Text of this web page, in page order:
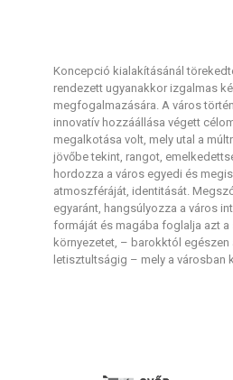
Koncepció kialakításánál
rendezett ugyanakkor izgalmas
megfogalmazására. A város
innovatív hozzáállása végett
megalkotása volt, mely utal a
jövőbe tekint, rangot,
hordozza a város egyedi és
atmoszféráját, identitását.
egyaránt, hangsúlyozza a város
formáját és magába foglalja azt
környezetet, – barokktól egészen
letisztultságig – mely a városban